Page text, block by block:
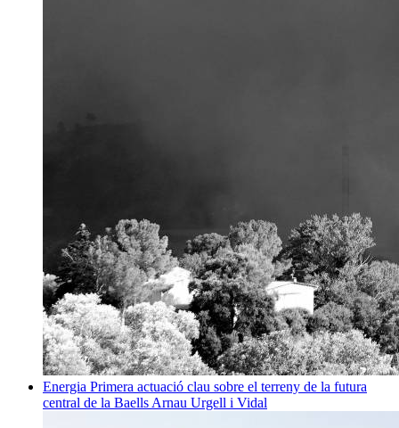
Energia Primera actuació clau sobre el terreny de la futura
central de la Baells Arnau Urgell i Vidal